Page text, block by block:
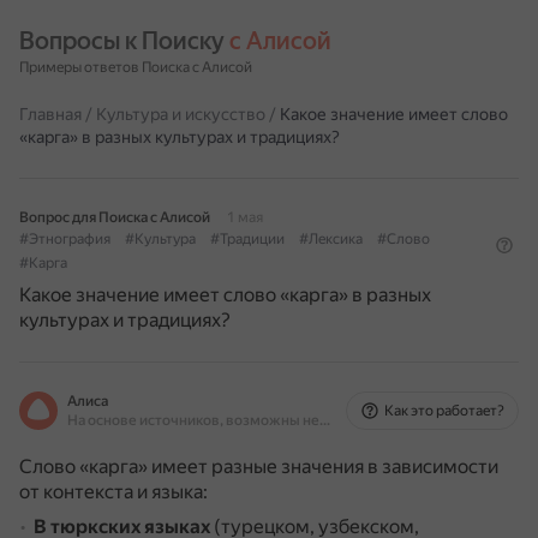
Вопросы к Поиску с Алисой
Примеры ответов Поиска с Алисой
Главная / Культура и искусство / Какое значение имеет слово
«карга» в разных культурах и традициях?
Вопрос для Поиска с Алисой
1 мая
#Этнография
#Культура #Традиции #Лексика
#Слово
#Карга
Какое значение имеет слово «карга» в разных
культурах и традициях?
Алиса
На основе источников, возможны неточности
Как это работает?
Слово «карга» имеет разные значения в зависимости
от контекста и языка:
В тюркских языках (турецком, узбекском,